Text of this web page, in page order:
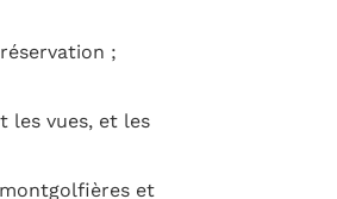
;
les vues, et les
et